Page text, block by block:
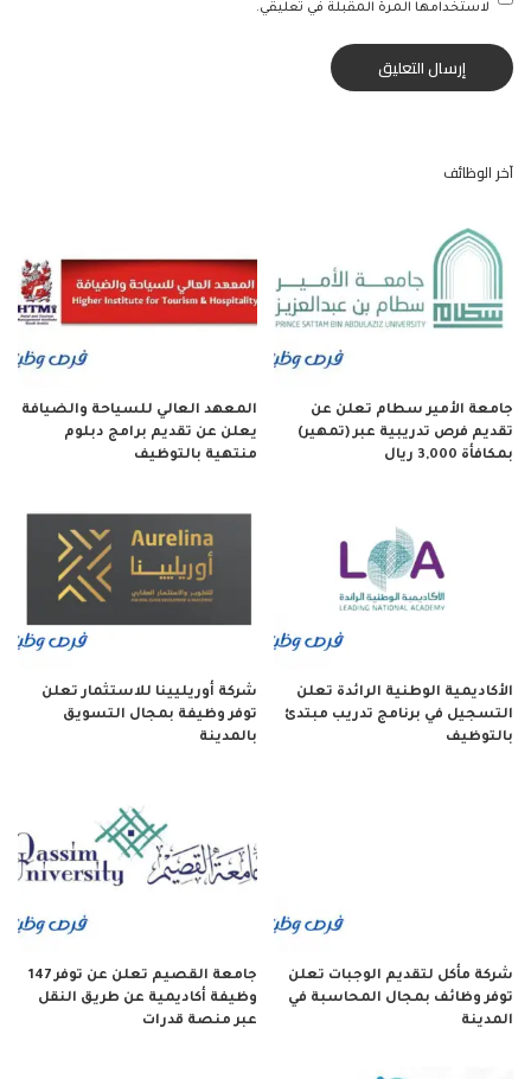
لاستخدامها المرة المقبلة في تعليقي.
آخر الوظائف
جامعة الأمير سطام تعلن عن
تقديم فرص تدريبية عبر (تمهير)
بمكافأة 3,000 ريال
المعهد العالي للسياحة والضيافة
يعلن عن تقديم برامج دبلوم
منتهية بالتوظيف
الأكاديمية الوطنية الرائدة تعلن
التسجيل في برنامج تدريب مبتدئ
بالتوظيف
شركة أوريليينا للاستثمار تعلن
توفر وظيفة بمجال التسويق
بالمدينة
شركة مأكل لتقديم الوجبات تعلن
توفر وظائف بمجال المحاسبة في
المدينة
جامعة القصيم تعلن عن توفر 147
وظيفة أكاديمية عن طريق النقل
عبر منصة قدرات